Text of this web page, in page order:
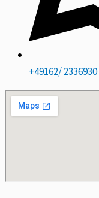
+49162/ 2336930